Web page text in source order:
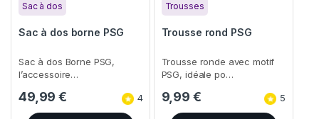
Sac à dos
Sac à dos borne PSG
Sac à dos Borne PSG,
l’accessoire…
49,99€ 4
Trousses
Trousse rond PSG
Trousse ronde avec motif
PSG, idéale po…
9,99 € 5